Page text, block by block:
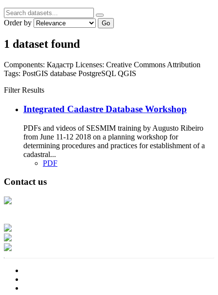
Order by Go
1 dataset found
Components: Кадастр Licenses: Creative Commons Attribution
Tags: PostGIS database PostgreSQL QGIS
Filter Results
Integrated Cadastre Database Workshop
PDFs and videos of SESMIM training by Augusto Ribeiro
from June 11-12 2018 on a planning workshop for
determining procedures and practices for establishment of a
cadastral...
PDF
Contact us